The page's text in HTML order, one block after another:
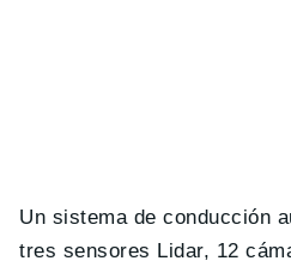
Un sistema de conducción
tres sensores Lidar, 12